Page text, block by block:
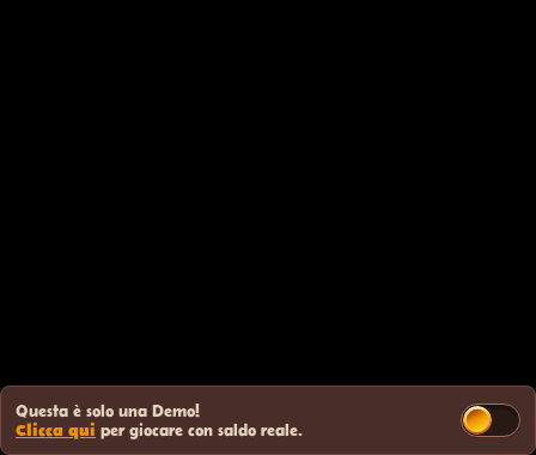
Questa è solo una Demo!
Clicca qui per giocare con saldo reale.